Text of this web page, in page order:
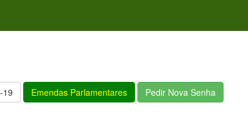
19 Emendas Parlamentares Pedir Nova Senha